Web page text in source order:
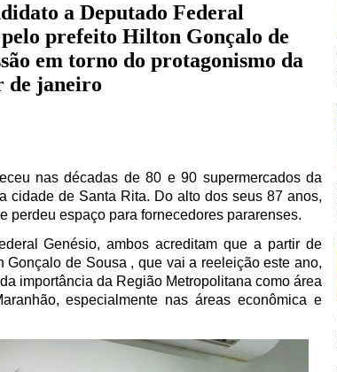
a Deputado Federal
prefeito Hilton Gonçalo de
em torno do protagonismo da
de janeiro
nas décadas de 80 e 90 supermercados da
cidade de Santa Rita. Do alto dos seus 87 anos,
perdeu espaço para fornecedores pararenses.
Genésio, ambos acreditam que a partir de
de Sousa , que vai a reeleição este ano,
importância da Região Metropolitana como área
especialmente nas áreas econômica e